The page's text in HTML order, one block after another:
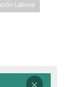
Laboral